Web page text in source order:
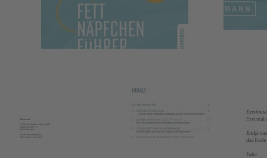
Sylvie Gühmann
Der unterhaltsame Reiseknigge - das Original
Der ultimative Survival-Guide für das platte Land am Wattenmeer
224 Seiten, Format 14,0 x 21,0 cm, Klappenbroschur mit